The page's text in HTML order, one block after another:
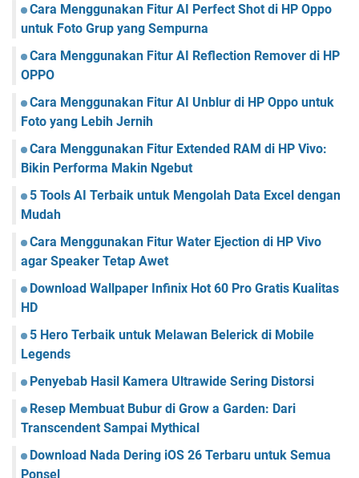
Cara Menggunakan Fitur AI Perfect Shot di HP Oppo
untuk Foto Grup yang Sempurna
Cara Menggunakan Fitur AI Reflection Remover di HP
OPPO
Cara Menggunakan Fitur AI Unblur di HP Oppo untuk
Foto yang Lebih Jernih
Cara Menggunakan Fitur Extended RAM di HP Vivo:
Bikin Performa Makin Ngebut
5 Tools AI Terbaik untuk Mengolah Data Excel dengan
Mudah
Cara Menggunakan Fitur Water Ejection di HP Vivo
agar Speaker Tetap Awet
Download Wallpaper Infinix Hot 60 Pro Gratis Kualitas
HD
5 Hero Terbaik untuk Melawan Belerick di Mobile
Legends
Penyebab Hasil Kamera Ultrawide Sering Distorsi
Resep Membuat Bubur di Grow a Garden: Dari
Transcendent Sampai Mythical
Download Nada Dering iOS 26 Terbaru untuk Semua
Ponsel